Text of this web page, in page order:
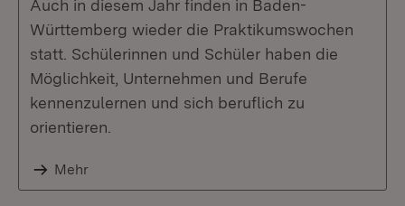
Auch in diesem Jahr finden in Baden-
Württemberg wieder die Praktikumswochen
statt. Schülerinnen und Schüler haben die
Möglichkeit, Unternehmen und Berufe
kennenzulernen und sich beruflich zu
orientieren.
Mehr